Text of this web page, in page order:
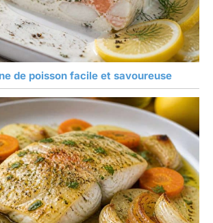
de poisson facile et savoureuse